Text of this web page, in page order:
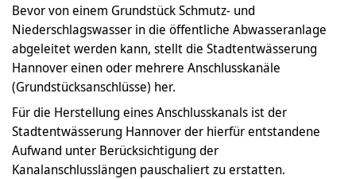
Bevor von einem Grundstück Schmutz- und
Niederschlagswasser in die öffentliche Abwasseranlage
abgeleitet werden kann, stellt die Stadtentwässerung
Hannover einen oder mehrere Anschlusskanäle
(Grundstücksanschlüsse) her.
Für die Herstellung eines Anschlusskanals ist der
Stadtentwässerung Hannover der hierfür entstandene
Aufwand unter Berücksichtigung der
Kanalanschlusslängen pauschaliert zu erstatten.